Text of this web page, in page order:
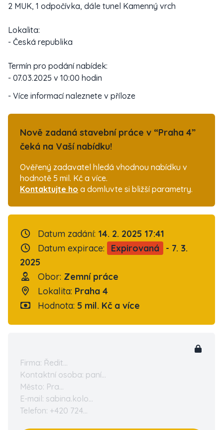
2 MUK, 1 odpočívka, dále tunel Kamenný vrch
Lokalita:
- Česká republika
Termín pro podání nabídek:
- 07.03.2025 v 10:00 hodin
- Více informací naleznete v příloze
Nově zadaná stavební práce v “Praha 4”
čeká na Vaší nabídku!
Ověřený zadavatel hledá vhodnou nabídku v
hodnotě 5 mil. Kč a více.
Kontaktujte ho a domluvte si bližší parametry.
Datum zadání: 14. 2. 2025 17:41
Datum expirace:
Expirovaná
- 7. 3.
2025
Obor: Zemní práce
Lokalita: Praha 4
Hodnota: 5 mil. Kč a více
Firma: Ředit...
Kontaktní osoba: paní...
Město: Pra...
E-mail: sabina.kolo...
Telefon: +420 724...